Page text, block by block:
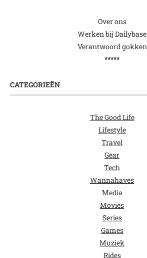
Over ons
Werken bij Dailybase
Verantwoord gokken
*****
CATEGORIEËN
The Good Life
Lifestyle
Travel
Gear
Tech
Wannahaves
Media
Movies
Series
Games
Muziek
Rides